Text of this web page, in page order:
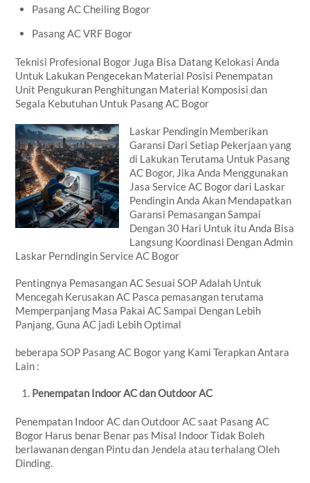
Pasang AC Cheiling Bogor
Pasang AC VRF Bogor
Teknisi Profesional Bogor Juga Bisa Datang Kelokasi Anda
Untuk Lakukan Pengecekan Material Posisi Penempatan
Unit Pengukuran Penghitungan Material Komposisi dan
Segala Kebutuhan Untuk Pasang AC Bogor
Laskar Pendingin Memberikan
Garansi Dari Setiap Pekerjaan yang
di Lakukan Terutama Untuk Pasang
AC Bogor, Jika Anda Menggunakan
Jasa Service AC Bogor dari Laskar
Pendingin Anda Akan Mendapatkan
Garansi Pemasangan Sampai
Dengan 30 Hari Untuk itu Anda Bisa
Langsung Koordinasi Dengan Admin
Laskar Perndingin Service AC Bogor
Pentingnya Pemasangan AC Sesuai SOP Adalah Untuk
Mencegah Kerusakan AC Pasca pemasangan terutama
Memperpanjang Masa Pakai AC Sampai Dengan Lebih
Panjang, Guna AC jadi Lebih Optimal
beberapa SOP Pasang AC Bogor yang Kami Terapkan Antara
Lain :
Penempatan Indoor AC dan Outdoor AC
Penempatan Indoor AC dan Outdoor AC saat Pasang AC
Bogor Harus benar Benar pas Misal Indoor Tidak Boleh
berlawanan dengan Pintu dan Jendela atau terhalang Oleh
Dinding.